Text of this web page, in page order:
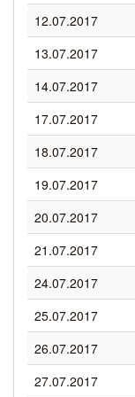
12.07.2017
13.07.2017
14.07.2017
17.07.2017
18.07.2017
19.07.2017
20.07.2017
21.07.2017
24.07.2017
25.07.2017
26.07.2017
27.07.2017